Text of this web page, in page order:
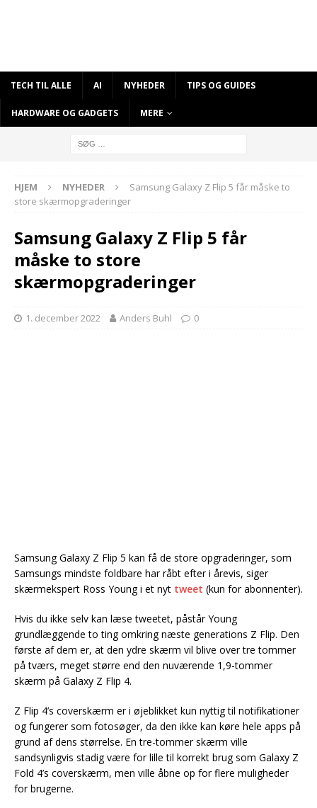
TECH TIL ALLE AI NYHEDER TIPS OG GUIDES
HARDWARE OG GADGETS MERE
HJEM NYHEDER
Samsung Galaxy Z Flip 5 får måske to
store skærmopgraderinger
Samsung Galaxy Z Flip 5 får
måske to store
skærmopgraderinger
1. december 2022 Anders Buhl 0
Samsung Galaxy Z Flip 5 kan få de store opgraderinger, som
Samsungs mindste foldbare har råbt efter i årevis, siger
skærmekspert Ross Young i et nyt tweet (kun for abonnenter).
Hvis du ikke selv kan læse tweetet, påstår Young
grundlæggende to ting omkring næste generations Z Flip. Den
første af dem er, at den ydre skærm vil blive over tre tommer
på tværs, meget større end den nuværende 1,9-tommer
skærm på Galaxy Z Flip 4.
Z Flip 4’s coverskærm er i øjeblikket kun nyttig til notifikationer
og fungerer som fotosøger, da den ikke kan køre hele apps på
grund af dens størrelse. En tre-tommer skærm ville
sandsynligvis stadig være for lille til korrekt brug som Galaxy Z
Fold 4’s coverskærm, men ville åbne op for flere muligheder
for brugerne.